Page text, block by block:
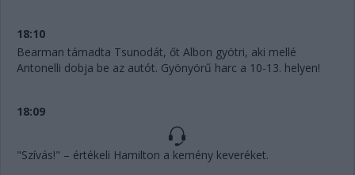
18:10
Bearman támadta Tsunodát, őt Albon gyötri, aki mellé
Antonelli dobja be az autót. Gyönyörű harc a 10-13. helyen!
18:09
"Szívás!" – értékeli Hamilton a kemény keveréket.